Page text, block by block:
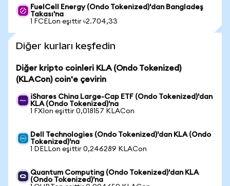
FuelCell Energy (Ondo Tokenized)'dan Bangladeş
Takası'na
1 FCELon eşittir ৳2.704,33
Diğer kurları keşfedin
Diğer kripto coinleri KLA (Ondo Tokenized)
(KLACon) coin'e çevirin
iShares China Large-Cap ETF (Ondo Tokenized)'dan
KLA (Ondo Tokenized)'na
1 FXIon eşittir 0,018157 KLACon
Dell Technologies (Ondo Tokenized)'dan KLA (Ondo
Tokenized)'na
1 DELLon eşittir 0,246289 KLACon
Quantum Computing (Ondo Tokenized)'dan KLA
(Ondo Tokenized)'na